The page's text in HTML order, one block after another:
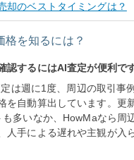
却のベストタイミングは？
格を知るには？
認するにはAI査定が便利です
は週に1度、周辺の取引事
を自動算出しています。更
も多いなか、HowMaなら周
人手による遅れや主観が入